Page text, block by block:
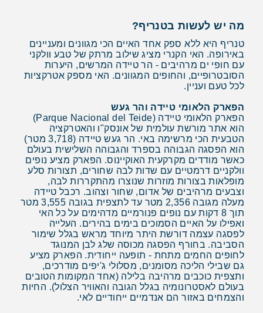
מה יש לעשות בטנריף?
טנריף היא ללא ספק אחד האיים הכי מגוונים ומעניינים
באירופה. האי הקנרי מציג שילוב מרתק של טבע וולקני
עם חופי ים מרהיבים - הר טיידה המרשים, היערות
הסובטרופיים, והחופים המגוונים. האי מספק אטרקציות
לכל טעם ועניין.
הפארק הלאומי טיידה והר געש
הפארק הלאומי טיידה (Parque Nacional del Teide)
הוא אתר מורשת עולמית של אונסק"ו והאטרקציה
הטבעית הכי מרשימה באי. הר געש טיידה (3,718 מטר)
הוא הפסגה הגבוהה בספרד והגבוהה השלישית בעולם
כאשר מודדים מקרקעית האוקיינוס. הפארק מציע נופים
וולקניים דרמטיים עם שדות לבה שחורים, תצורות סלע
מופלאות בצורות מוזרות שנוצרו מהתקררות לבה,
וצבעים מרהיבים של אדום, שחור וצהוב. רכבל טיידה
מעלה מגובה 2,356 מטר עד לתצפית בגובה 3,555 מטר
תוך 8 דקות עם נופים פנורמיים מדהימים על כל האי
ואפילו על האיים הסמוכים בימים בהירים. העלייה
לפסגה עצמה דורשת היתר מיוחד מראש בגלל שימור
הסביבה. בחורף הפסגה מכוסה שלג לבן המנוגד
לחופים החמים מתחת - תופעה ייחודית. הפארק מציע
גם שבילי הליכה מסומנים, מסלולי ג'יפים מודרכים,
ותצפית כוכבים מרהיבה בלילה (אחד המקומות הטובים
בעולם לאסטרונומיה בגלל הגובה והאוויר הצלול). החיות
והצמחים באזור הם אנדמיים ייחודיים לאי.